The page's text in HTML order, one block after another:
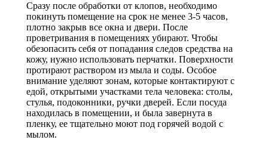
Сразу после обработки от клопов, необходимо
покинуть помещение на срок не менее 3-5 часов,
плотно закрыв все окна и двери. После
проветривания в помещениях убирают. Чтобы
обезопасить себя от попадания следов средства на
кожу, нужно использовать перчатки. Поверхности
протирают раствором из мыла и соды. Особое
внимание уделяют зонам, которые контактируют с
едой, открытыми участками тела человека: столы,
стулья, подоконники, ручки дверей. Если посуда
находилась в помещении, и была завернута в
пленку, ее тщательно моют под горячей водой с
мылом.